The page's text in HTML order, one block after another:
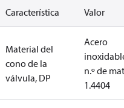
Característica Valor
Material del
cono de la
válvula, DP
Acero
n.º de
1.4404